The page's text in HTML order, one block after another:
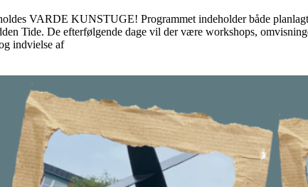
VARDE KUNSTUGE! Programmet indeholder både
Tide. De efterfølgende dage vil der være workshops,
indvielse af